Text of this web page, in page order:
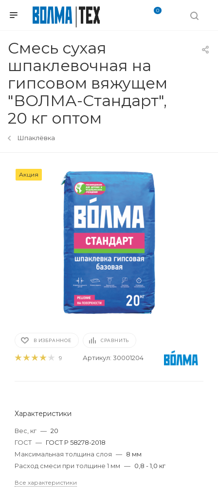
0
Смесь сухая
шпаклевочная на
гипсовом вяжущем
"ВОЛМА-Стандарт",
20 кг оптом
Шпаклёвка
Акция
В ИЗБРАННОЕ СРАВНИТЬ
9 Артикул: 30001204
Характеристики
Вес, кг — 20
ГОСТ — ГОСТ Р 58278-2018
Максимальная толщина слоя — 8 мм
Расход смеси при толщине 1 мм — 0,8 - 1,0 кг
Все характеристики